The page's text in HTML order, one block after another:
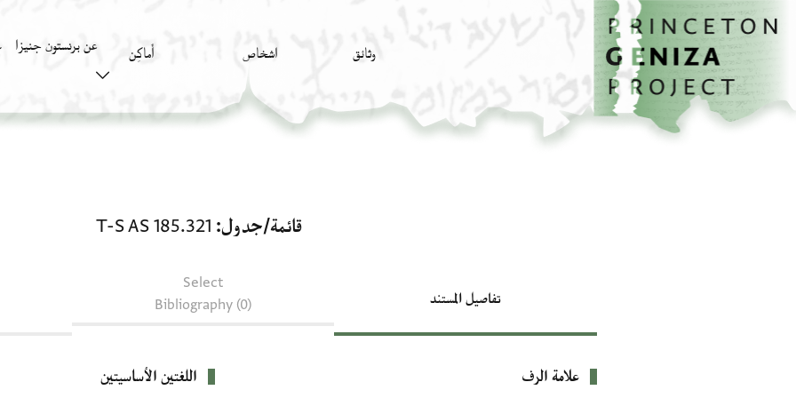
تخطي إلى المحتوى الرئيسي
الصفحة الرئيسية
وثائق اشخاص أَماكِن عن برنستون جنيزا
قائمة/جدول T-S AS 185.321
تفاصيل المستند
Select
Bibliography (0)
بيانات التعريف
علامة الرف اللغتين الأساسيتين